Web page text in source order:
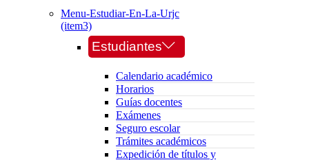
Menu-Estudiar-En-La-Urjc
(item3)
Estudiantes
Calendario académico
Horarios
Guías docentes
Exámenes
Seguro escolar
Trámites académicos
Expedición de títulos y